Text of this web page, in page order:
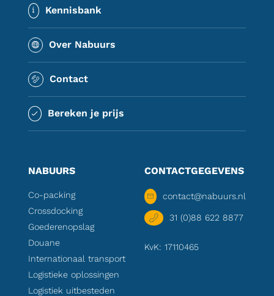
Kennisbank
Over Nabuurs
Contact
Bereken je prijs
NABUURS
Co-packing
Crossdocking
Goederenopslag
Douane
Internationaal transport
Logistieke oplossingen
Logistiek uitbesteden
CONTACTGEGEVENS
contact@nabuurs.nl
31 (0)88 622 8877
KvK: 17110465